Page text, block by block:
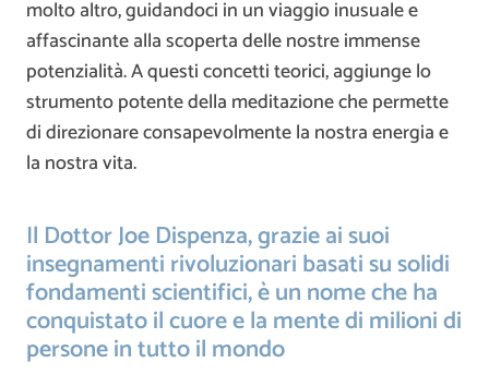
molto altro, guidandoci in un viaggio inusuale e
affascinante alla scoperta delle nostre immense
potenzialità. A questi concetti teorici, aggiunge lo
strumento potente della meditazione che permette
di direzionare consapevolmente la nostra energia e
la nostra vita.
Il Dottor Joe Dispenza, grazie ai suoi
insegnamenti rivoluzionari basati su solidi
fondamenti scientifici, è un nome che ha
conquistato il cuore e la mente di milioni di
persone in tutto il mondo